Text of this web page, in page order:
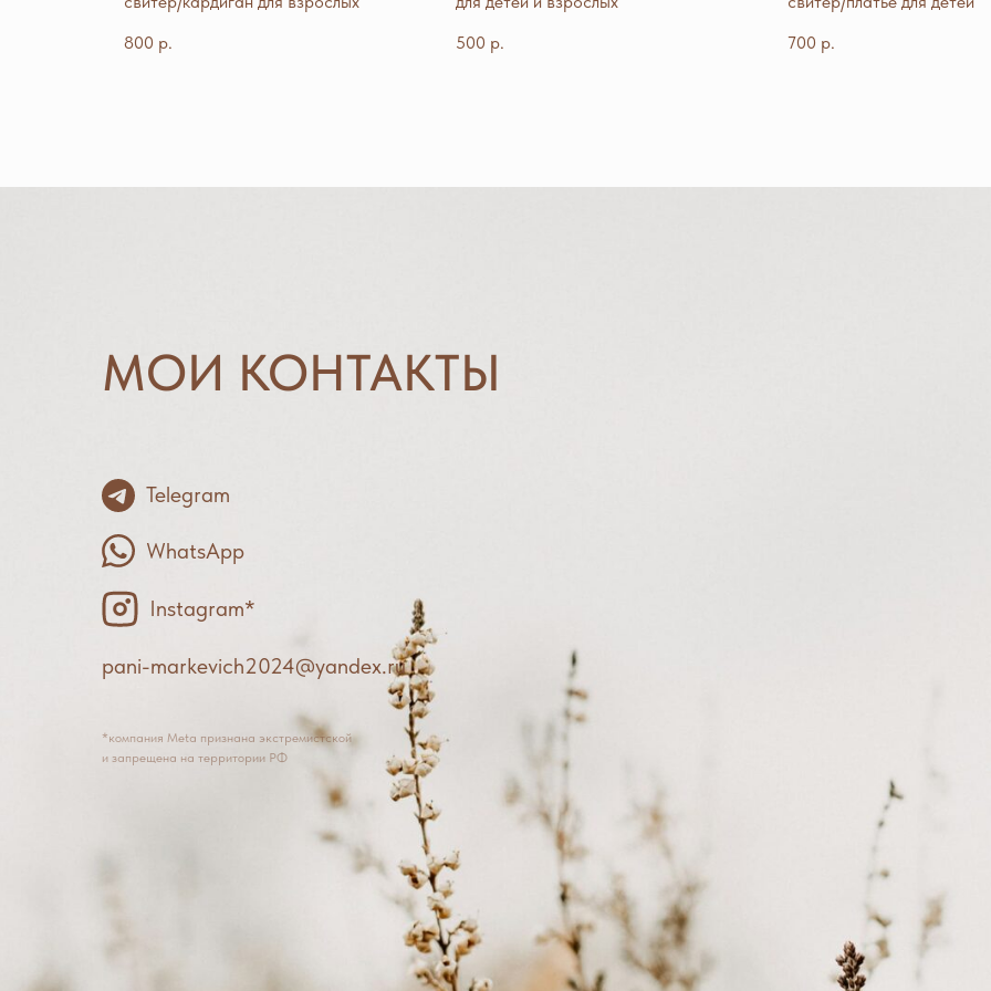
800 р.
500 р.
700 р.
МОИ КОНТАКТЫ
pani-markevich2024@yandex.ru
WhatsApp
*компания Meta признана экстремистской
и запрещена на территории РФ
Telegram
Instagram*